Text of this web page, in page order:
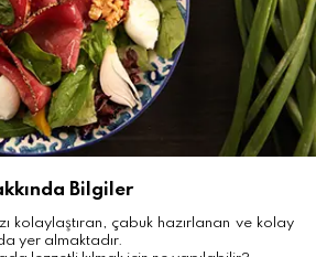
Bilgiler
kolaylaştıran, çabuk hazırlanan ve kolay
yer almaktadır.